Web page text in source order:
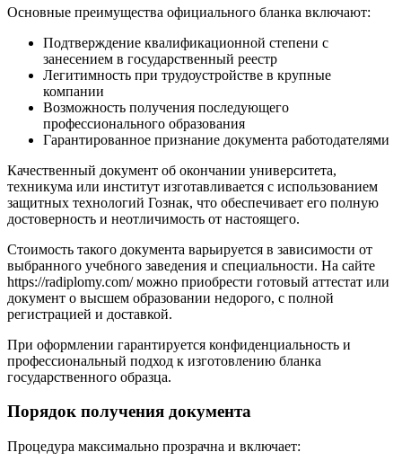
Основные преимущества официального бланка включают:
Подтверждение квалификационной степени с
занесением в государственный реестр
Легитимность при трудоустройстве в крупные
компании
Возможность получения последующего
профессионального образования
Гарантированное признание документа работодателями
Качественный документ об окончании университета,
техникума или институт изготавливается с использованием
защитных технологий Гознак, что обеспечивает его полную
достоверность и неотличимость от настоящего.
Стоимость такого документа варьируется в зависимости от
выбранного учебного заведения и специальности. На сайте
https://radiplomy.com/ можно приобрести готовый аттестат или
документ о высшем образовании недорого, с полной
регистрацией и доставкой.
При оформлении гарантируется конфиденциальность и
профессиональный подход к изготовлению бланка
государственного образца.
Порядок получения документа
Процедура максимально прозрачна и включает: